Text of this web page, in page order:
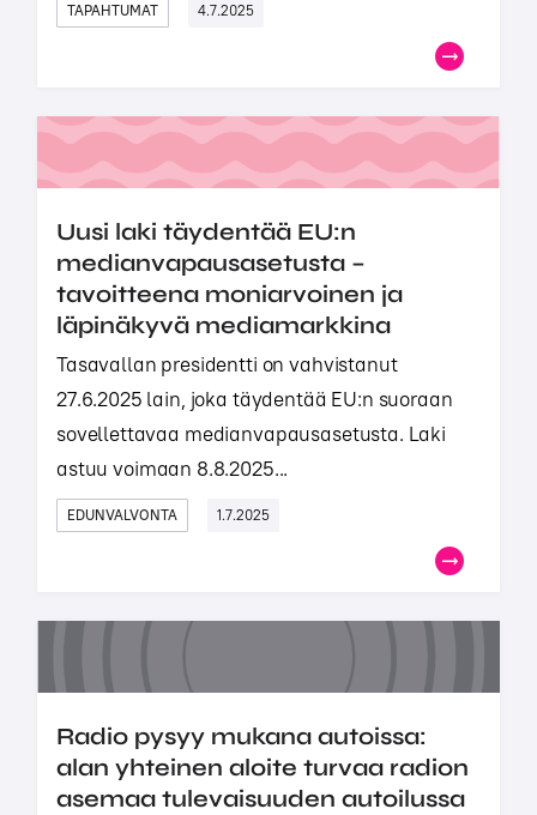
TAPAHTUMAT 4.7.2025
Uusi laki täydentää EU:n
medianvapausasetusta –
tavoitteena moniarvoinen ja
läpinäkyvä mediamarkkina
Tasavallan presidentti on vahvistanut
27.6.2025 lain, joka täydentää EU:n suoraan
sovellettavaa medianvapausasetusta. Laki
astuu voimaan 8.8.2025...
EDUNVALVONTA 1.7.2025
Radio pysyy mukana autoissa:
alan yhteinen aloite turvaa radion
asemaa tulevaisuuden autoilussa